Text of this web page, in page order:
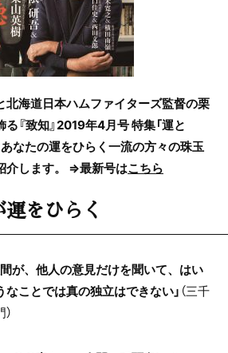
北海道日本ハムファイターズ監督の栗
『致知』2019年4月号 特集「運と
なたの運をひらく一流の方々の珠玉
介します。 ⇒最新号はこちら
をひらく
が、他人の意見だけを聞いて、はい
ことでは真の独立はできない」 （三千